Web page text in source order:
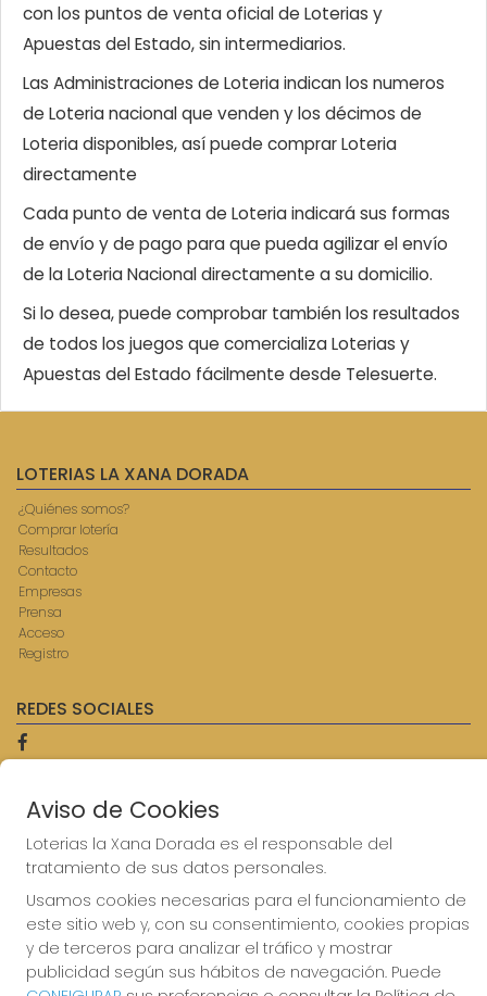
con los puntos de venta oficial de Loterias y
Apuestas del Estado, sin intermediarios.
Las Administraciones de Loteria indican los numeros
de Loteria nacional que venden y los décimos de
Loteria disponibles, así puede comprar Loteria
directamente
Cada punto de venta de Loteria indicará sus formas
de envío y de pago para que pueda agilizar el envío
de la Loteria Nacional directamente a su domicilio.
Si lo desea, puede comprobar también los resultados
de todos los juegos que comercializa Loterias y
Apuestas del Estado fácilmente desde Telesuerte.
LOTERIAS LA XANA DORADA
¿Quiénes somos?
Comprar lotería
Resultados
Contacto
Empresas
Prensa
Acceso
Registro
REDES SOCIALES
CONTACTO
ADMINISTRACION DE LOTERIAS: 9-AVILES - RECEPTOR
OFICIAL: 57750
985567207
Clica aquí para contactar por WhatsApp
614069067
info@laxanadorada.com
Fernandez Balsera 26 bajo
Aviles, 33402
Aviso de Cookies
Loterias la Xana Dorada es el responsable del
tratamiento de sus datos personales.
Usamos cookies necesarias para el funcionamiento de
este sitio web y, con su consentimiento, cookies propias
y de terceros para analizar el tráfico y mostrar
publicidad según sus hábitos de navegación. Puede